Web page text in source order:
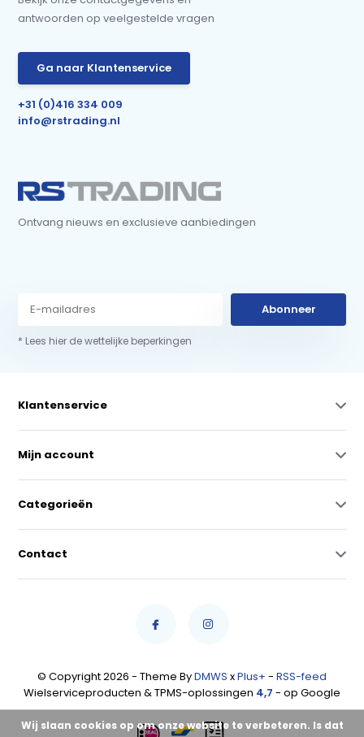
antwoorden op veelgestelde vragen
Ga naar Klantenservice
+31 (0)416 334 009
info@rstrading.nl
Ontvang nieuws en exclusieve aanbiedingen
Abonneer
* Lees hier de wettelijke beperkingen
Klantenservice
Mijn account
Categorieën
Contact
© Copyright 2026 - Theme ByDMWS xPlus+ - RSS-feed
Wielserviceproducten & TPMS-oplossingen 4,7 - op Google
Wij slaan cookies op om onze website te verbeteren. Is dat